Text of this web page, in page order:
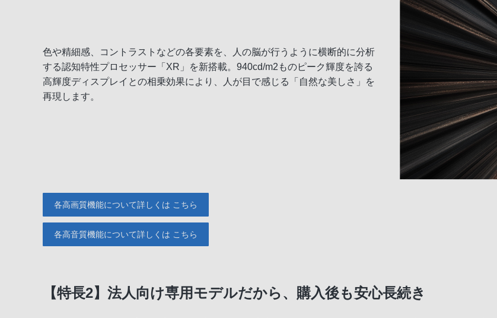
色や精細感、コントラストなどの各要素を、人の脳が行うように横断的に分析
する認知特性プロセッサー「XR」を新搭載。940cd/m2ものピーク輝度を誇る
高輝度ディスプレイとの相乗効果により、人が目で感じる「自然な美しさ」を
再現します。
各高画質機能について詳しくは こちら
各高音質機能について詳しくは こちら
【特長2】法人向け専用モデルだから、購入後も安心長続き